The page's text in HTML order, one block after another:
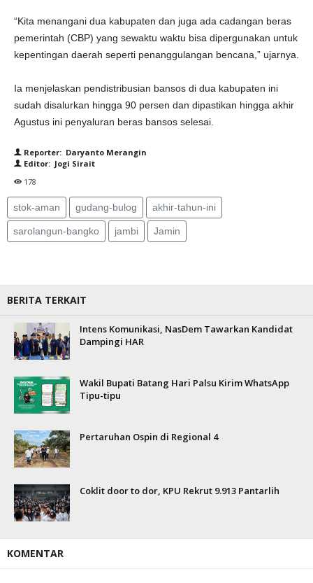
“Kita menangani dua kabupaten dan juga ada cadangan beras
pemerintah (CBP) yang sewaktu waktu bisa dipergunakan untuk
kepentingan daerah seperti penanggulangan bencana,” ujarnya.
Ia menjelaskan pendistribusian bansos di dua kabupaten ini
sudah disalurkan hingga 90 persen dan dipastikan hingga akhir
Agustus ini penyaluran beras bansos selesai.
Reporter: Daryanto Merangin
Editor: Jogi Sirait
178
stok-aman gudang-bulog akhir-tahun-ini
sarolangun-bangko jambi Jamin
BERITA TERKAIT
Intens Komunikasi, NasDem Tawarkan Kandidat
Dampingi HAR
Wakil Bupati Batang Hari Palsu Kirim WhatsApp
Tipu-tipu
Pertaruhan Ospin di Regional 4
Coklit door to dor, KPU Rekrut 9.913 Pantarlih
KOMENTAR